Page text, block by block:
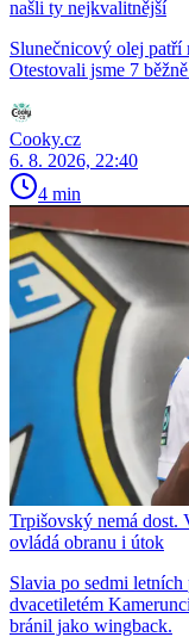
našli ty nejkvalitnější
Slunečnicový olej patří
Otestovali jsme 7
Cooky.cz
6. 8. 2026, 22:40
4 min
Trpišovský nemá dost.
ovládá obranu i útok
Slavia po sedmi
dvacetiletém
bránil jako wingback.